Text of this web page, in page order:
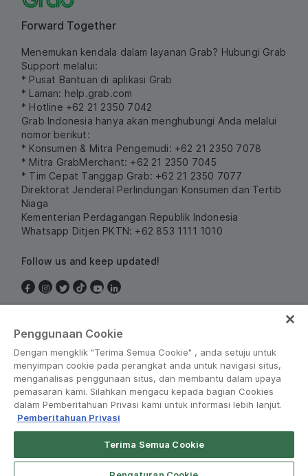
Forward Together
Menemukan kendala dalam layanan Grab? Hubungi Grab
Support melalui:
* Pusat Bantuan di aplikasi Grab
* Laman: help.grab.com
* Hotline +62 21 2350 7042
Grab Indonesia hanya akan menghubungi Anda melalui
nomor berikut:
* Konsumen & Mitra Pengemudi: +62 21 2350 7078
* Mitra GrabMerchant: +62 21 2350 7045
* Tim Cepat Tanggap Grab: +62 21 2350 7077
Direktorat Jenderal Perlindungan Konsumen dan Tertib
Niaga
Kementerian Perdagangan Republik Indonesia
Whatsapp Ditjen PKTN: +62 853 1111 1010
Follow us and keep updated!
© Grab 2010 - 2026
Penggunaan Cookie
Dengan mengklik "Terima Semua Cookie" , anda setuju untuk
menyimpan cookie pada perangkat anda untuk navigasi situs,
menganalisas penggunaan situs, dan membantu dalam upaya
pemasaran kami. Silahkan mengacu kepada bagian Cookies
dalam Pemberitahuan Privasi kami untuk informasi lebih lanjut.
Pemberitahuan Privasi
Terima Semua Cookie